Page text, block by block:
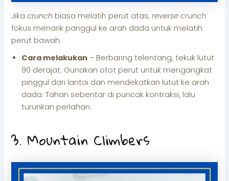
Jikacrunch biasa melatih perut atas,reverse crunch
fokus menarik panggul ke arah dada untuk melatih
perut bawah.
Cara melakukan – Berbaring telentang, tekuk lutut
90 derajat. Gunakan otot perut untuk mengangkat
pinggul dari lantai dan mendekatkan lutut ke arah
dada. Tahan sebentar di puncak kontraksi, lalu
turunkan perlahan.
3. Mountain Climbers